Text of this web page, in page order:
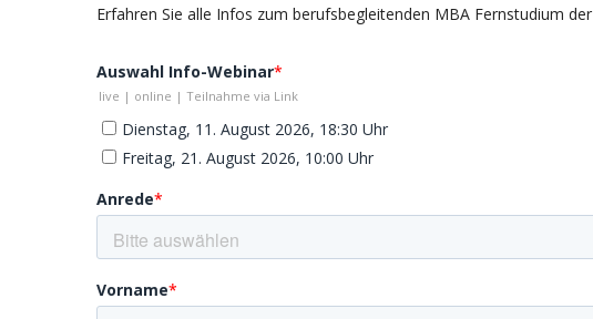
Erfahren Sie alle Infos zum berufsbegleitenden MBA Fernstudium der